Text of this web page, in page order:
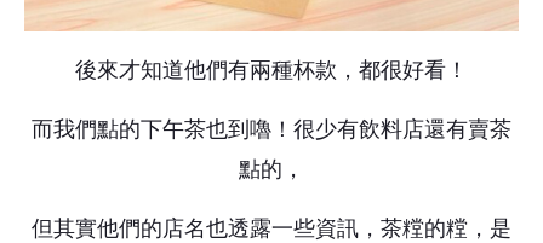
後來才知道他們有兩種杯款，都很好看！
而我們點的下午茶也到嚕！很少有飲料店還有賣茶
點的，
但其實他們的店名也透露一些資訊，茶糛的糛，是